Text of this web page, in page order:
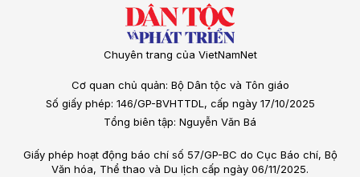
Chuyên trang của VietNamNet
Cơ quan chủ quản: Bộ Dân tộc và Tôn giáo
Số giấy phép: 146/GP-BVHTTDL, cấp ngày 17/10/2025
Tổng biên tập: Nguyễn Văn Bá
Giấy phép hoạt động báo chí số 57/GP-BC do Cục Báo chí, Bộ
Văn hóa, Thể thao và Du lịch cấp ngày 06/11/2025.